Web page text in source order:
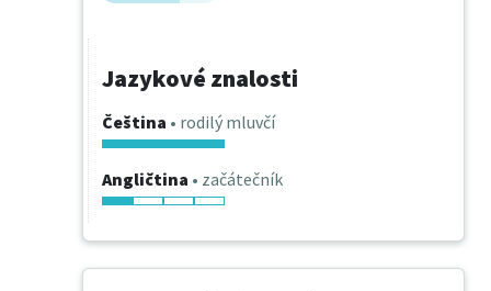
Jazykové znalosti
Čeština • rodilý mluvčí
Angličtina • začátečník